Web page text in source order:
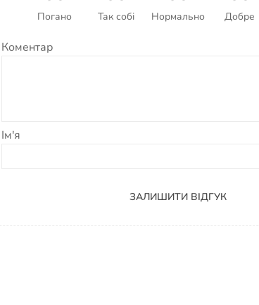
Погано Так собі Нормально Добре
Коментар
Ім'я
ЗАЛИШИТИ ВІДГУК